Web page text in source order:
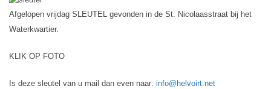
Afgelopen vrijdag SLEUTEL gevonden in de St. Nicolaasstraat bij het
Waterkwartier.
KLIK OP FOTO
Is deze sleutel van u mail dan even naar: info@helvoirt.net